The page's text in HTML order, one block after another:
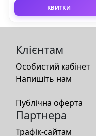
КВИТКИ
Клієнтам
Особистий кабінет
Напишіть нам
Публічна оферта
Партнера
Трафік-сайтам